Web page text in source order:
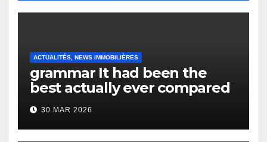
ACTUALITÉS, NEWS IMMOBILIÈRES
grammar It had been the
best actually ever compared
to it’s the top actually?
English Vocabulary Learners
Heap Change
30 MAR 2026